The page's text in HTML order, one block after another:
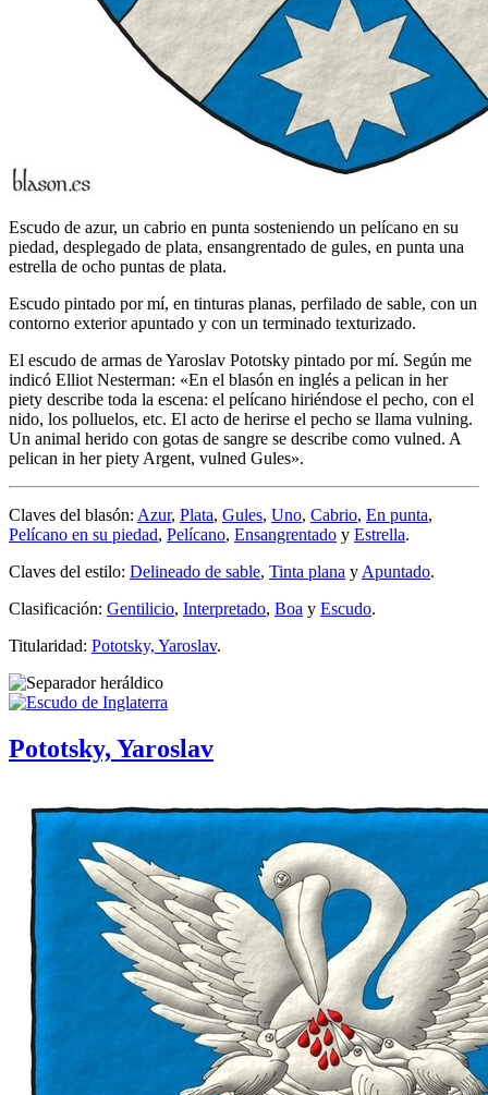
Escudo de azur, un cabrio en punta sosteniendo un pelícano en su
piedad, desplegado de plata, ensangrentado de gules, en punta una
estrella de ocho puntas de plata.
Escudo pintado por mí, en tinturas planas, perfilado de sable, con un
contorno exterior apuntado y con un terminado texturizado.
El escudo de armas de Yaroslav Pototsky pintado por mí. Según me
indicó Elliot Nesterman: «En el blasón en inglés a pelican in her
piety describe toda la escena: el pelícano hiriéndose el pecho, con el
nido, los polluelos, etc. El acto de herirse el pecho se llama vulning.
Un animal herido con gotas de sangre se describe como vulned. A
pelican in her piety Argent, vulned Gules».
Claves del blasón: Azur, Plata, Gules, Uno, Cabrio, En punta,
Pelícano en su piedad, Pelícano, Ensangrentado y Estrella.
Claves del estilo: Delineado de sable, Tinta plana y Apuntado.
Clasificación: Gentilicio, Interpretado, Boa y Escudo.
Titularidad: Pototsky, Yaroslav.
Pototsky, Yaroslav